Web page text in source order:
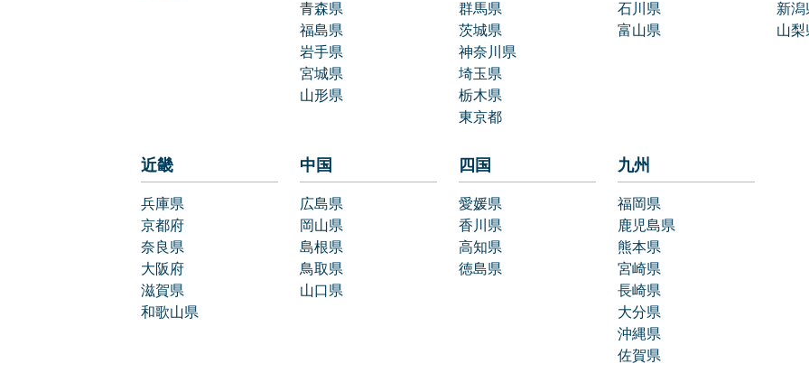
青森県
福島県
岩手県
宮城県
山形県
群馬県
茨城県
神奈川県
埼玉県
栃木県
東京都
石川県
富山県
新潟
山梨
近畿
兵庫県
京都府
奈良県
大阪府
滋賀県
和歌山県
中国
広島県
岡山県
島根県
鳥取県
山口県
四国
愛媛県
香川県
高知県
徳島県
九州
福岡県
鹿児島県
熊本県
宮崎県
長崎県
大分県
沖縄県
佐賀県